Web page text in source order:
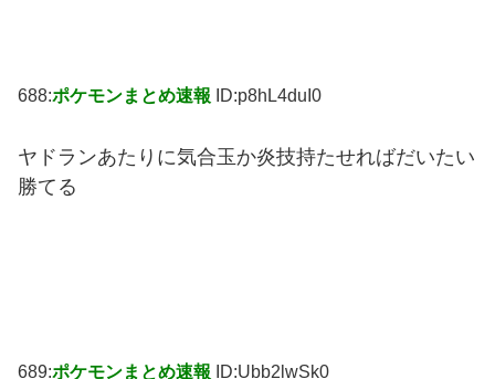
688:ポケモンまとめ速報 ID:p8hL4duI0
ヤドランあたりに気合玉か炎技持たせればだいたい
勝てる
689:ポケモンまとめ速報 ID:Ubb2lwSk0